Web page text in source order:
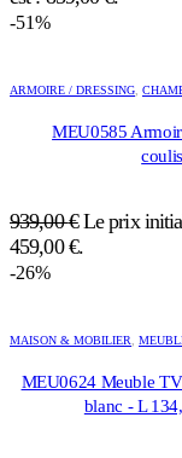
-51%
ARMOIRE / DRESSING,
MEU0585
939,00€ Le prix
459,00 €.
-26%
MAISON & MOBILIER,
MEU0624 Meuble
blanc - L